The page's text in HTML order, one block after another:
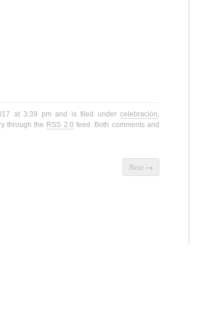
at 3:39 pm and is filed under celebración,
through the RSS 2.0 feed. Both comments and
Next →